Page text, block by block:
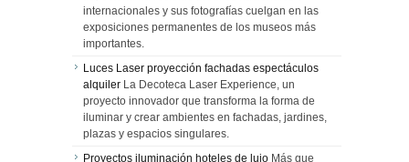
internacionales y sus fotografías cuelgan en las
exposiciones permanentes de los museos más
importantes.
Luces Laser proyección fachadas espectáculos
alquiler La Decoteca Laser Experience, un
proyecto innovador que transforma la forma de
iluminar y crear ambientes en fachadas, jardines,
plazas y espacios singulares.
Proyectos iluminación hoteles de lujo Más que